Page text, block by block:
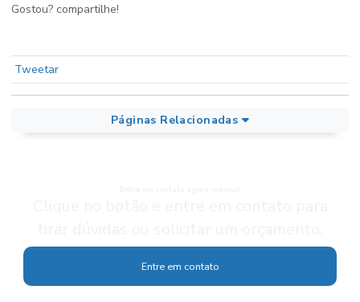
Gostou? compartilhe!
Tweetar
Páginas Relacionadas
Entre em contato